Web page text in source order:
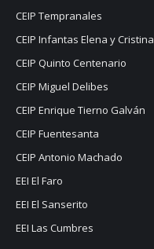
CEIP Tempranales
CEIP Infantas Elena y Cristina
CEIP Quinto Centenario
CEIP Miguel Delibes
CEIP Enrique Tierno Galván
CEIP Fuentesanta
CEIP Antonio Machado
EEI El Faro
EEI El Sanserito
EEI Las Cumbres